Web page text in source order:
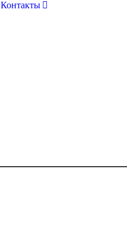
Контакты